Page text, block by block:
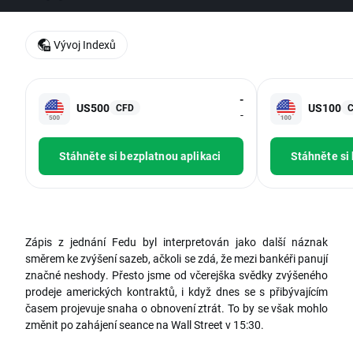
US500 CFD
-
-
Stáhněte si bezplatnou aplikaci
US100
Stáhněte
Zápis z jednání Fedu byl interpretován jako další náznak
směrem ke zvýšení sazeb, ačkoli se zdá, že mezi bankéři panují
značné neshody. Přesto jsme od včerejška svědky zvýšeného
prodeje amerických kontraktů, i když dnes se s přibývajícím
časem projevuje snaha o obnovení ztrát. To by se však mohlo
změnit po zahájení seance na Wall Street v 15:30.
Vývoj Indexů